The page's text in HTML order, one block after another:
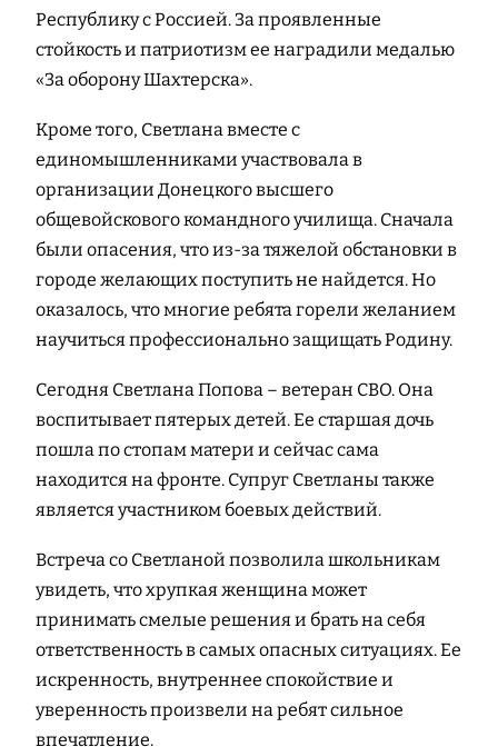
Республику с Россией. За проявленные
стойкость и патриотизм ее наградили медалью
«За оборону Шахтерска».
Кроме того, Светлана вместе с
единомышленниками участвовала в
организации Донецкого высшего
общевойскового командного училища. Сначала
были опасения, что из-за тяжелой обстановки в
городе желающих поступить не найдется. Но
оказалось, что многие ребята горели желанием
научиться профессионально защищать Родину.
Сегодня Светлана Попова – ветеран СВО. Она
воспитывает пятерых детей. Ее старшая дочь
пошла по стопам матери и сейчас сама
находится на фронте. Супруг Светланы также
является участником боевых действий.
Встреча со Светланой позволила школьникам
увидеть, что хрупкая женщина может
принимать смелые решения и брать на себя
ответственность в самых опасных ситуациях. Ее
искренность, внутреннее спокойствие и
уверенность произвели на ребят сильное
впечатление.